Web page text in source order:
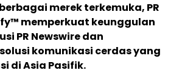
merek terkemuka, PR
memperkuat keunggulan
PR Newswire dan
komunikasi cerdas yang
di Asia Pasifik.